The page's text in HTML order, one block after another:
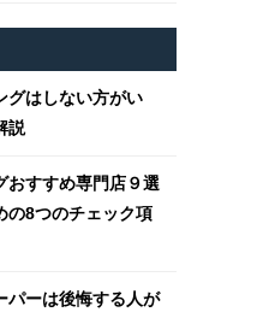
グはしない方がい
説
おすすめ専門店９選
の8つのチェック項
パーは後悔する人が